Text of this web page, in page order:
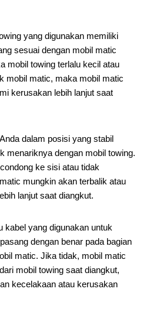
yang digunakan memiliki
sesuai dengan mobil matic
mobil towing terlalu kecil atau
mobil matic, maka mobil matic
kerusakan lebih lanjut saat
dalam posisi yang stabil
menariknya dengan mobil towing.
ke sisi atau tidak
mungkin akan terbalik atau
lanjut saat diangkut.
kabel yang digunakan untuk
dengan benar pada bagian
matic. Jika tidak, mobil matic
mobil towing saat diangkut,
kecelakaan atau kerusakan